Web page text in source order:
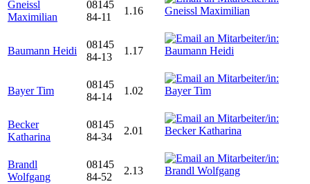
Gneissl
Maximilian
08145
84-11
1.16
Baumann Heidi
08145
84-13
1.17
Bayer Tim
08145
84-14
1.02
Becker
Katharina
08145
84-34
2.01
Brandl
Wolfgang
08145
84-52
2.13